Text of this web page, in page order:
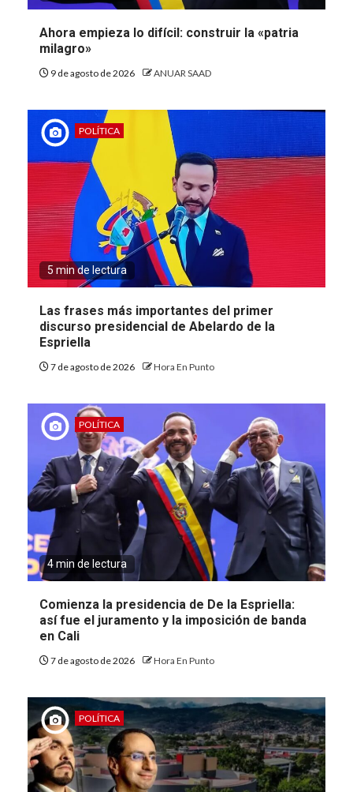
Ahora empieza lo difícil: construir la «patria
milagro»
9 de agosto de 2026 ANUAR SAAD
POLÍTICA
5 min de lectura
Las frases más importantes del primer
discurso presidencial de Abelardo de la
Espriella
7 de agosto de 2026 Hora En Punto
POLÍTICA
4 min de lectura
Comienza la presidencia de De la Espriella:
así fue el juramento y la imposición de banda
en Cali
7 de agosto de 2026 Hora En Punto
POLÍTICA